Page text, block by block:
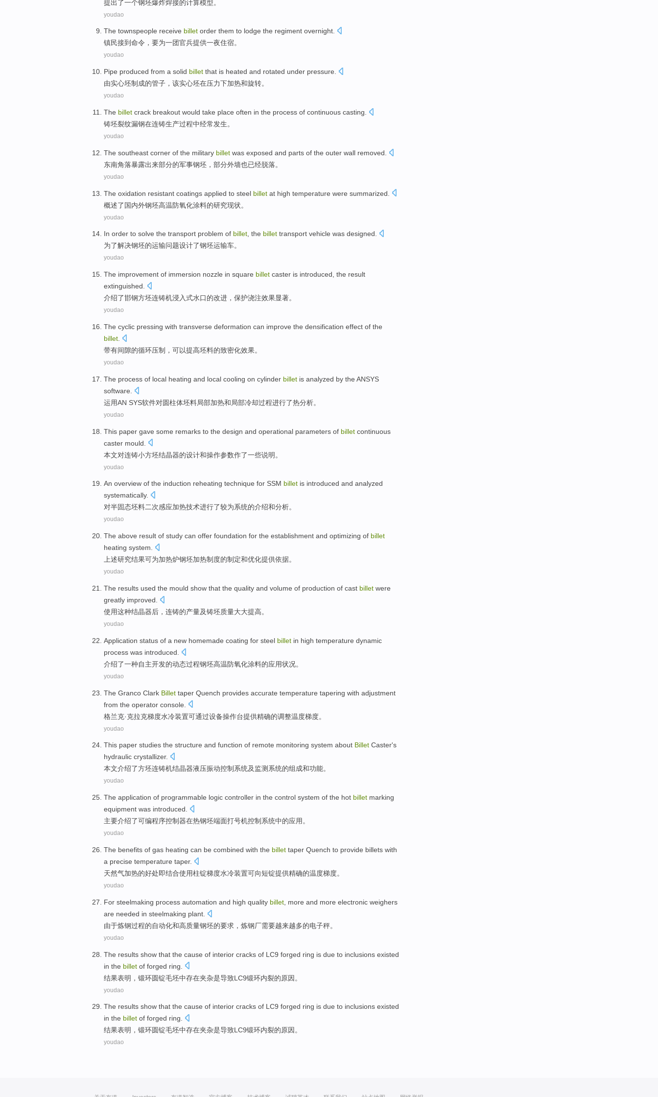
提出了一个钢坯爆炸焊接的计算模型。
youdao
The townspeople receive billet order them to lodge the regiment overnight.
镇民接到命令 ， 要为一团官兵提供一夜住宿。
youdao
Pipe produced from a solid billet that is heated and rotated under pressure
由实心坯制成的管子 ，该实心坯在压力下加热和旋转。
youdao
The billet crack breakout would take place often in the process of continuous casting
铸坯裂纹漏钢在连铸生产过程中经常发生。
youdao
The southeast corner of the military billet was exposed and parts of the outer wall removed
东南角落暴露出来部分的军事钢坯 ， 部分外墙也已经脱落。
youdao
The oxidation resistant coatings applied to steel billet at high temperature were summarized
概述了国内外钢坯高温防氧化涂料的研究现状。
youdao
In order to solve the transport problem of billet, the billet transport vehicle was designed.
为了解决钢坯的运输问题设计了钢坯运输车。
youdao
The improvement of immersion nozzle in square billet caster is introduced , the result
extinguished
介绍了邯钢方坯连铸机浸入式水口的改进 ，保护浇注效果显著。
youdao
The cyclic pressing with transverse deformation can improve the densification effect of the
billet
带有间隙的循环压制 ， 可以提高坯料的致密化效果。
youdao
The process of local heating and local cooling on cylinder billet is analyzed by the ANSYS
software
运用AN SYS软件对圆柱体坯料局部加热和局部冷却过程进行了热分析。
youdao
This paper gave some remarks to the design and operational parameters of billet continuous
caster mould.
本文对连铸小方坯结晶器的设计和操作参数作了一些说明。
youdao
An overview of the induction reheating technique for SSM billet is introduced and analyzed
systematically.
对半固态坯料二次感应加热技术进行了较为系统的介绍和分析。
youdao
The above result of study can offer foundation for the establishment and optimizing of billet
heating system
上述研究结果可为加热炉钢坯加热制度的制定和优化提供依据。
youdao
The results used the mould show that the quality and volume of production of cast billet were
greatly improved
使用这种结晶器后，连铸的产量及铸坯质量大大提高。
youdao
Application status of a new homemade coating for steel billet in high temperature dynamic
process was introduced
介绍了一种自主开发的动态过程钢坯高温防氧化涂料的应用状况。
youdao
The Granco Clark Billet taper Quench provides accurate temperature tapering with adjustment
from the operator console
格兰克·克拉克梯度水冷装置可通过设备操作台提供精确的调整温度梯度。
youdao
This paper studies the structure and function of remote monitoring system about Billet Caster's
hydraulic crystallizer.
本文介绍了方坯连铸机结晶器液压振动控制 系统及监测 系统的组成和功能。
youdao
The application of programmable logic controller in the control system of the hot billet marking
equipment was introduced
主要介绍了可编程序控制器在热钢坯端面打号机控制 系统中的应用 。
youdao
The benefits of gas heating can be combined with the billet taper Quench to provide billets with
a precise temperature taper.
天然气加热的好处即结合使用柱锭梯度水冷装置可向短锭提供精确的温度梯度。
youdao
For steelmaking process automation and high quality billet more and more electronic weighers
are needed in steelmaking plant.
由于炼钢过程的自动化和高质量钢坯的要求， 炼钢厂需要越来越多的电子秤。
youdao
The results show that the cause of interior cracks of LC9 forged ring is due to inclusions existed
in the billet of forged ring
结果表明 ， 锻环圆锭毛坯中存在夹杂是导致LC9锻环内裂的原因。
youdao
The results show that the cause of interior cracks of LC9 forged ring is due to inclusions existed
in the billet of forged ring.
结果表明 ， 锻环圆锭毛坯中存在夹杂是导致LC9锻环内裂的原因。
youdao